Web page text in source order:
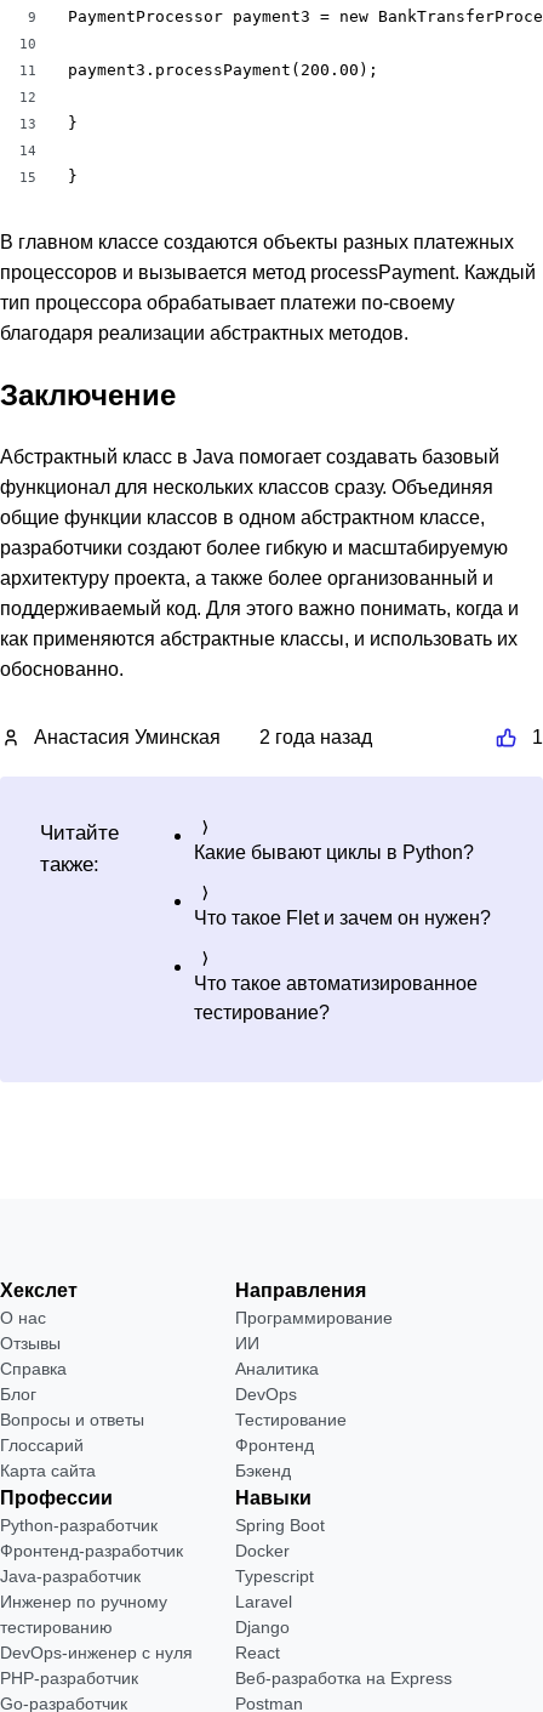
9
10
11
12
13
14
15
PaymentProcessor payment3 = new
payment3.processPayment(200.00);
}
}
В главном классе создаются объекты разных платежных
процессоров и вызывается метод processPayment. Каждый
тип процессора обрабатывает платежи по-своему
благодаря реализации абстрактных методов.
Заключение
Абстрактный класс в Java помогает создавать базовый
функционал для нескольких классов сразу. Объединяя
общие функции классов в одном абстрактном классе,
разработчики создают более гибкую и масштабируемую
архитектуру проекта, а также более организованный и
поддерживаемый код. Для этого важно понимать, когда и
как применяются абстрактные классы, и использовать их
обоснованно.
Анастасия Уминская 2 года назад 1
Читайте
также:
Какие бывают циклы в Python?
Что такое Flet и зачем он нужен?
Что такое автоматизированное
тестирование?
Хекслет
О нас
Отзывы
Справка
Блог
Вопросы и ответы
Глоссарий
Карта сайта
Направления
Программирование
ИИ
Аналитика
DevOps
Тестирование
Фронтенд
Бэкенд
Профессии
Python-разработчик
Фронтенд-разработчик
Java-разработчик
Инженер по ручному
тестированию
DevOps-инженер с нуля
РНР-разработчик
Go-разработчик
Навыки
Spring Boot
Docker
Typescript
Laravel
Django
React
Веб-разработка на Express
Postman